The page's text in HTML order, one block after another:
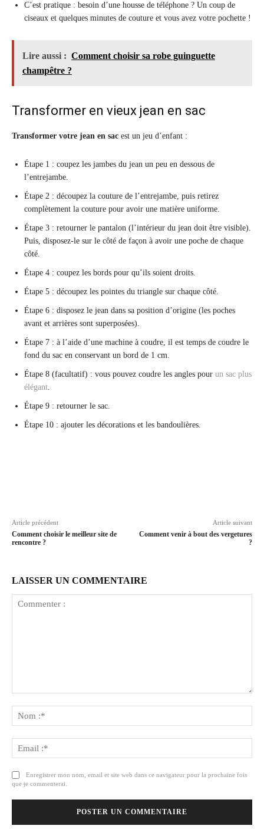
C’est pratique : besoin d’une housse de téléphone ? Un coup de
ciseaux et quelques minutes de couture et vous avez votre pochette !
Lire aussi : Comment choisir sa robe guinguette
champêtre ?
Transformer en vieux jean en sac
Transformer votre jean en sac est un jeu d’enfant :
Étape 1 : coupez les jambes du jean un peu en dessous de
l’entrejambe.
Étape 2 : découpez la couture de l’entrejambe, puis retirez
complètement la couture pour avoir une matière uniforme.
Étape 3 : retourner le pantalon (l’intérieur du jean doit être visible).
Puis, disposez-le sur le côté de façon à avoir une poche de chaque
côté.
Étape 4 : coupez les bords pour qu’ils soient droits.
Étape 5 : découpez les pointes du triangle sur chaque côté.
Étape 6 : disposez le jean dans sa position d’origine (les poches
avant et arrières sont superposées).
Étape 7 : à l’aide d’une machine à coudre, il est temps de coudre le
fond du sac en conservant un bord de 1 cm.
Étape 8 (facultatif) : vous pouvez coudre les angles pour un sac plus
élégant.
Étape 9 : retourner le sac.
Étape 10 : ajouter les décorations et les bandoulières.
Article précédent
Comment choisir le meilleur site de
rencontre ?
Article suivant
Comment venir à bout des vergetures
?
LAISSER UN COMMENTAIRE
:
Enregistrer mon nom, email et site web dans ce navigateur pour la prochaine fois
que je commenterai.